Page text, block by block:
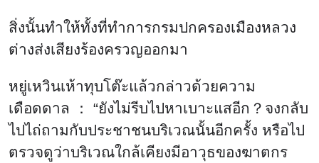
สิ่งนั้นทำให้ทั้งที่ทำการกรมปกครองเมืองหลวง
ต่างส่งเสียงร้องครวญออกมา
หยู่เหวินเห้าทุบโต๊ะแล้วกล่าวด้วยความ
เดือดดาล ： “ยังไม่รีบไปหาเบาะแสอีก？จงกลับ
ไปไถ่ถามกับประชาชนบริเวณนั้นอีกครั้ง หรือไป
ตรวจดูว่าบริเวณใกล้เคียงมีอาวุธของฆาตกร